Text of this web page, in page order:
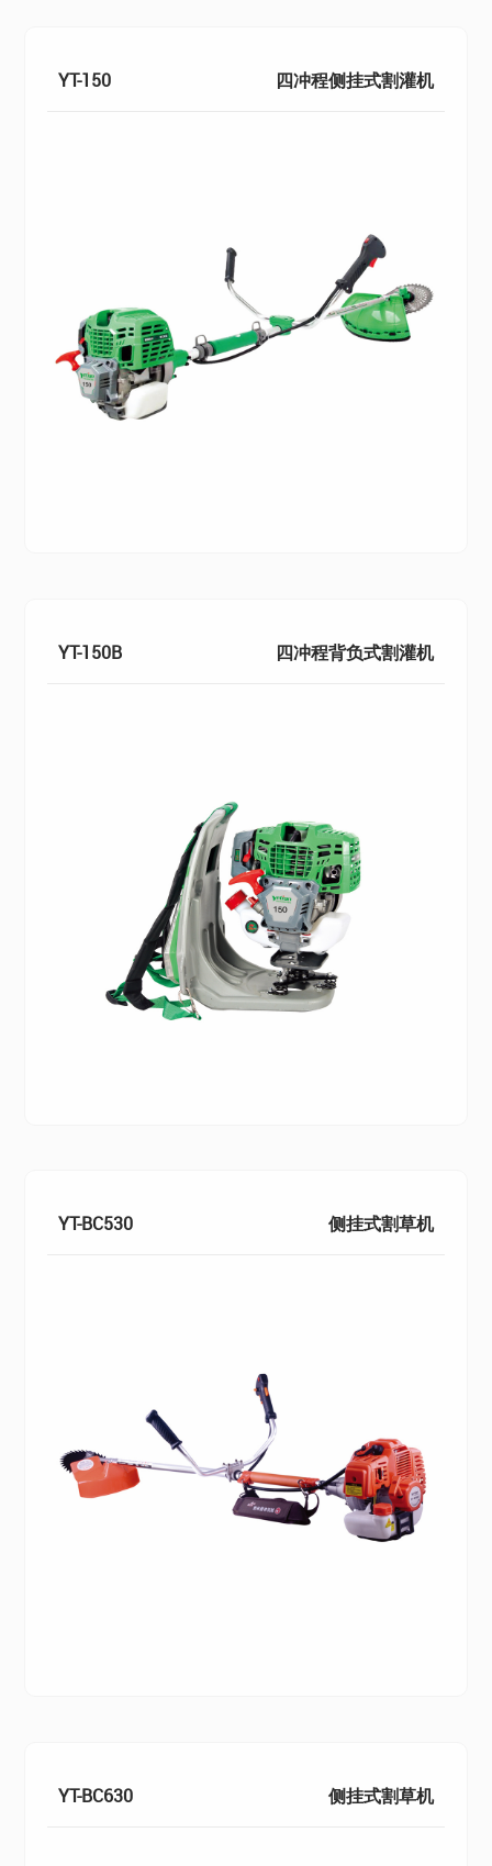
YT-150 四冲程侧挂式割灌机
YT-150B 四冲程背负式割灌机
YT-BC530 侧挂式割草机
YT-BC630 侧挂式割草机